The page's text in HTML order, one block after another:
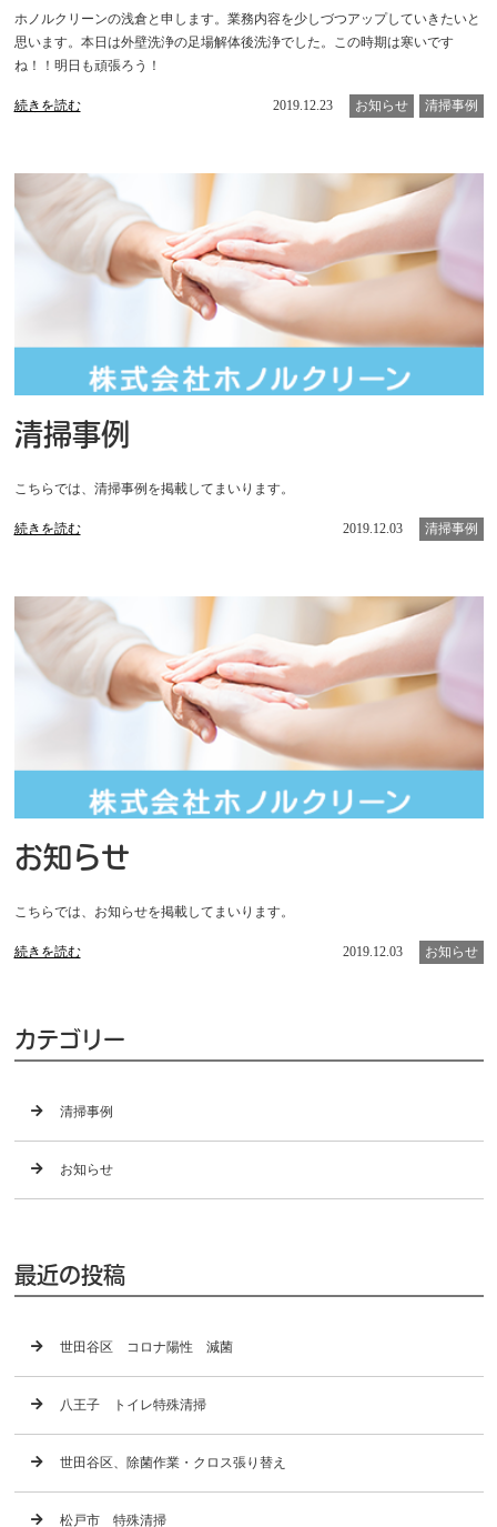
ホノルクリーンの浅倉と申します。業務内容を少しづつアップしていきたいと
思います。本日は外壁洗浄の足場解体後洗浄でした。この時期は寒いです
ね！！明日も頑張ろう！
続きを読む 2019.12.23 お知らせ 清掃事例
清掃事例
こちらでは、清掃事例を掲載してまいります。
続きを読む 2019.12.03 清掃事例
お知らせ
こちらでは、お知らせを掲載してまいります。
続きを読む 2019.12.03 お知らせ
カテゴリー
清掃事例
お知らせ
最近の投稿
世田谷区 コロナ陽性 減菌
八王子 トイレ特殊清掃
世田谷区、除菌作業・クロス張り替え
松戸市 特殊清掃